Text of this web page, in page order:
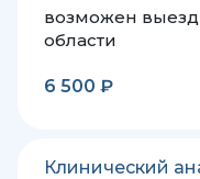
возможен
области
6 500 ₽
Клинический